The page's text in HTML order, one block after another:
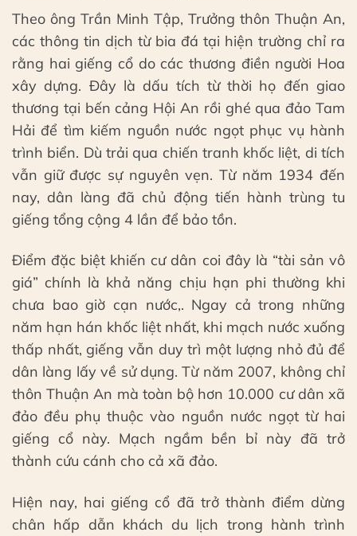
Theo ông Trần Minh Tập, Trưởng thôn Thuận An,
các thông tin dịch từ bia đá tại hiện trường chỉ ra
rằng hai giếng cổ do các thương điền người Hoa
xây dựng. Đây là dấu tích từ thời họ đến giao
thương tại bến cảng Hội An rồi ghé qua đảo Tam
Hải để tìm kiếm nguồn nước ngọt phục vụ hành
trình biển. Dù trải qua chiến tranh khốc liệt, di tích
vẫn giữ được sự nguyên vẹn. Từ năm 1934 đến
nay, dân làng đã chủ động tiến hành trùng tu
giếng tổng cộng 4 lần để bảo tồn.
Điểm đặc biệt khiến cư dân coi đây là “tài sản vô
giá” chính là khả năng chịu hạn phi thường khi
chưa bao giờ cạn nước,. Ngay cả trong những
năm hạn hán khốc liệt nhất, khi mạch nước xuống
thấp nhất, giếng vẫn duy trì một lượng nhỏ đủ để
dân làng lấy về sử dụng. Từ năm 2007, không chỉ
thôn Thuận An mà toàn bộ hơn 10.000 cư dân xã
đảo đều phụ thuộc vào nguồn nước ngọt từ hai
giếng cổ này. Mạch ngầm bền bỉ này đã trở
thành cứu cánh cho cả xã đảo.
Hiện nay, hai giếng cổ đã trở thành điểm dừng
chân hấp dẫn khách du lịch trong hành trình